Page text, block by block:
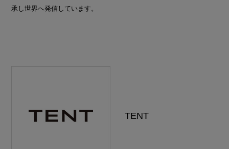
承し世界へ発信しています。
TENT